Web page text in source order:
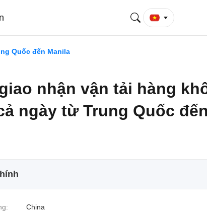
Quốc đến Manila
nhận vận tải hàng
ngày từ Trung Quốc
China